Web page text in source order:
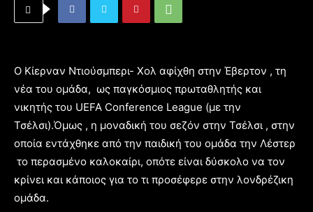
Ο Κίερναν Ντιούσμπερι- Χολ αφίχθη στην Έβερτον , τη
νέα του ομάδα, ως παγκόσμιος πρωταθλητής και
νικητής του UEFA Conference League (με την
Τσέλσι).Όμως , η μοναδική του σεζόν στην Τσέλσι , στην
οποία εντάχθηκε από την παιδική του ομάδα την Λέστερ
το περασμένο καλοκαίρι, οπότε είναι δύσκολο να τον
κρίνει και κάποιος για το τι προσέφερε στην λονδρέζικη
ομάδα.